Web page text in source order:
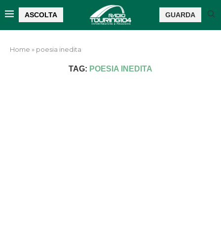
ASCOLTA GUARDA
Home » poesia inedita
TAG: POESIA INEDITA